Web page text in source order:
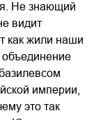
Не знающий
видит
как жили наши
империи,
это так